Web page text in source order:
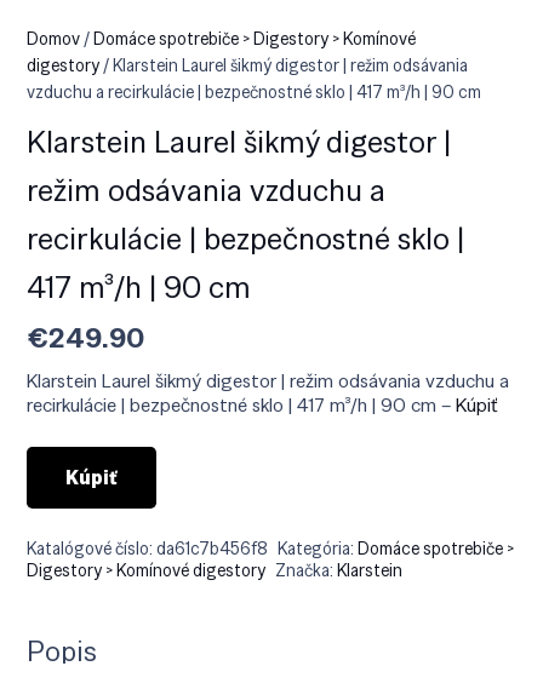
Domov/Domáce spotrebiče > Digestory > Komínové
digestory/ Klarstein Laurel šikmý digestor | režim odsávania
vzduchu a recirkulácie | bezpečnostné sklo | 417 m³/h | 90 cm
Klarstein Laurel šikmý digestor |
režim odsávania vzduchu a
recirkulácie | bezpečnostné sklo |
417 m³/h | 90 cm
€249.90
Klarstein Laurel šikmý digestor | režim odsávania vzduchu a
recirkulácie | bezpečnostné sklo | 417 m³/h | 90 cm –Kúpiť
Kúpiť
Katalógové číslo:da61c7b456f8 Kategória:Domáce spotrebiče >
Digestory > Komínové digestory Značka:Klarstein
Popis